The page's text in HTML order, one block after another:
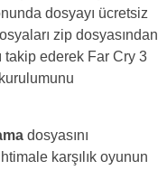
dosyayı ücretsiz
zip dosyasından
takip ederek Far Cry 3
dosyasını
karşılık oyunun